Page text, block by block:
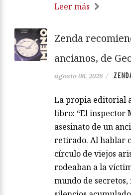
Leer más
Zenda
ancianos, de
agosto 08, 2026 /
La propia editorial
libro: “El inspector
asesinato de un
retirado. Al hablar
círculo de viejos
rodeaban a la
mundo de